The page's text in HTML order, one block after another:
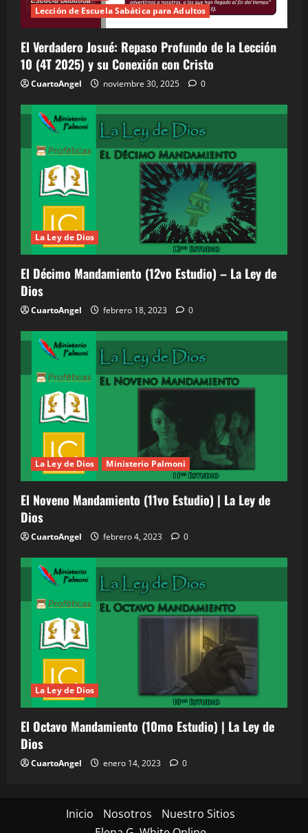
Lección de Escuela Sabática para Adultos
El Verdadero Josué: Repaso Profundo de la Lección
10 (4T 2025) y su Conexión con Cristo
CuartoAngel noviembre 30, 2025 0
La Ley de Dios
El Décimo Mandamiento (12vo Estudio) – La Ley de
Dios
CuartoAngel febrero 18, 2023 0
La Ley de Dios Ministerio Palmoni
El Noveno Mandamiento (11vo Estudio) | La Ley de
Dios
CuartoAngel febrero 4, 2023 0
La Ley de Dios
El Octavo Mandamiento (10mo Estudio) | La Ley de
Dios
CuartoAngel enero 14, 2023 0
Inicio Nosotros
Nuestro Sitios